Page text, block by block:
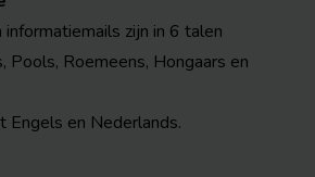
zijn in 6 talen
Pools, Roemeens, Hongaars en
Engels en Nederlands.